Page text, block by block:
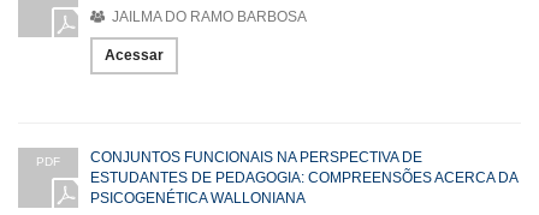
JAILMA DO RAMO BARBOSA
Acessar
PDF
CONJUNTOS FUNCIONAIS NA PERSPECTIVA DE
ESTUDANTES DE PEDAGOGIA: COMPREENSÕES ACERCA DA
PSICOGENÉTICA WALLONIANA